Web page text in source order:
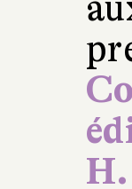
H.